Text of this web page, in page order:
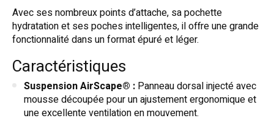
Avec ses nombreux points d’attache, sa pochette
hydratation et ses poches intelligentes, il offre une grande
fonctionnalité dans un format épuré et léger.
Caractéristiques
Suspension AirScape® : Panneau dorsal injecté avec
mousse découpée pour un ajustement ergonomique et
une excellente ventilation en mouvement.